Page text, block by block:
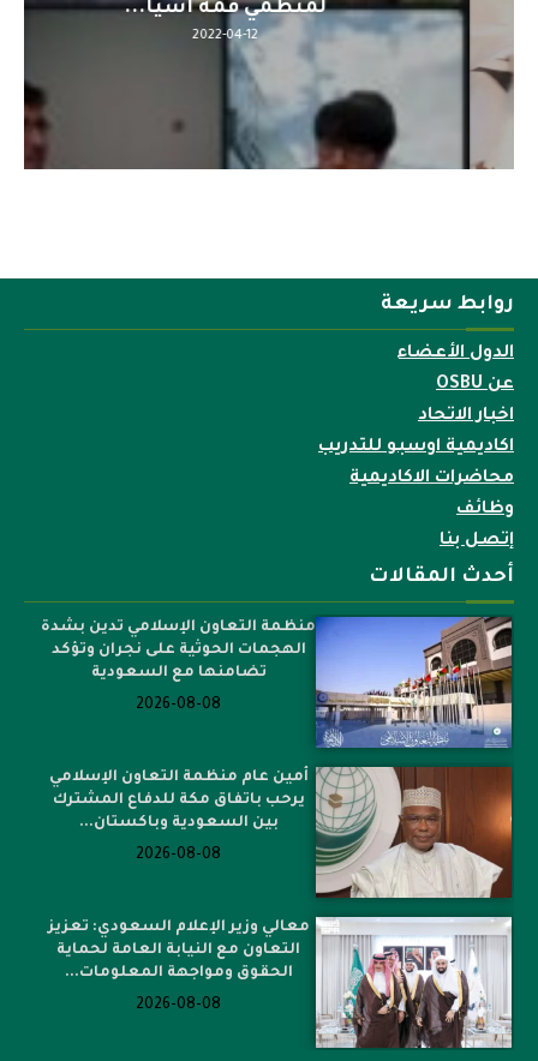
لمنظمي قمة اسيا...
2022-04-12
روابط سريعة
الدول الأعضاء
عن OSBU
اخبار الاتحاد
اكاديمية اوسبو للتدريب
محاضرات الاكاديمية
وظائف
إتصل بنا
أحدث المقالات
منظمة التعاون الإسلامي تدين بشدة
الهجمات الحوثية على نجران وتؤكد
تضامنها مع السعودية
2026-08-08
أمين عام منظمة التعاون الإسلامي
يرحب باتفاق مكة للدفاع المشترك
بين السعودية وباكستان...
2026-08-08
معالي وزير الإعلام السعودي: تعزيز
التعاون مع النيابة العامة لحماية
الحقوق ومواجهة المعلومات...
2026-08-08